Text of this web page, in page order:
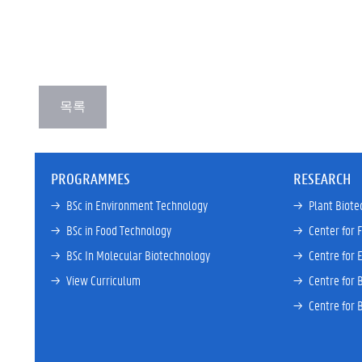
PROGRAMMES
→ BSc in Environment Technology
→ BSc in Food Technology
→ BSc In Molecular Biotechnology
→ View Curriculum
RESEARCH
→ Plant
→ Center for
→ Centre for
→ Centre for
→ Centre for